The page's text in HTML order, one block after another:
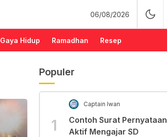
06/08/2026
Gaya Hidup Ramadhan Resep
Populer
1
Captain Iwan
Contoh Surat Pernyataan
Aktif Mengajar SD